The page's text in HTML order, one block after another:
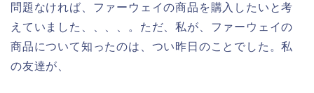
問題なければ、ファーウェイの商品を購入したいと考
えていました、、、、。ただ、私が、ファーウェイの
商品について知ったのは、つい昨日のことでした。私
の友達が、